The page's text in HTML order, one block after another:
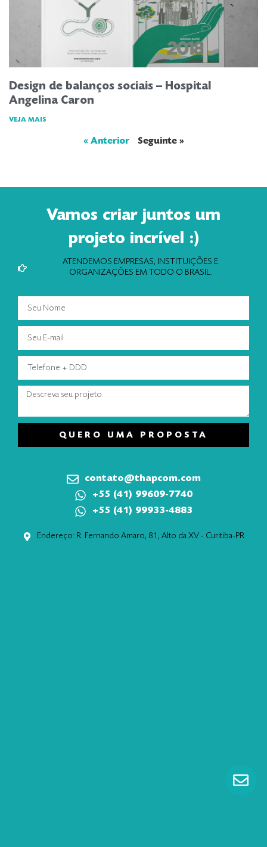
Design de balanços sociais – Hospital
Angelina Caron
VEJA MAIS
« Anterior Seguinte »
Vamos criar juntos um
projeto incrível :)
ATENDEMOS EMPRESAS, INSTITUIÇÕES E
ORGANIZAÇÕES EM TODO O BRASIL.
QUERO UMA PROPOSTA
contato@thapcom.com
+55 (41) 99609-7740
+55 (41) 99933-4883
Endereço: R. Fernando Amaro, 81, Alto da XV - Curitiba-PR